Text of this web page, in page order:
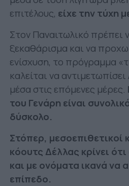
επιτέλους, είχε την τύχη
Στον Παναιτωλικό πρέπει
ξεκαθάρισμα και να
ενίσχυση, το πρόγραμμα
καλείται να
μέσα στις επόμενες μέρες.
του Γενάρη είναι
δύσκολο.
Στόπερ, μεσοεπιθετικοί
κόουτς Δέλλας κρίνει
και με ονόματα ικανά να
επίπεδο.